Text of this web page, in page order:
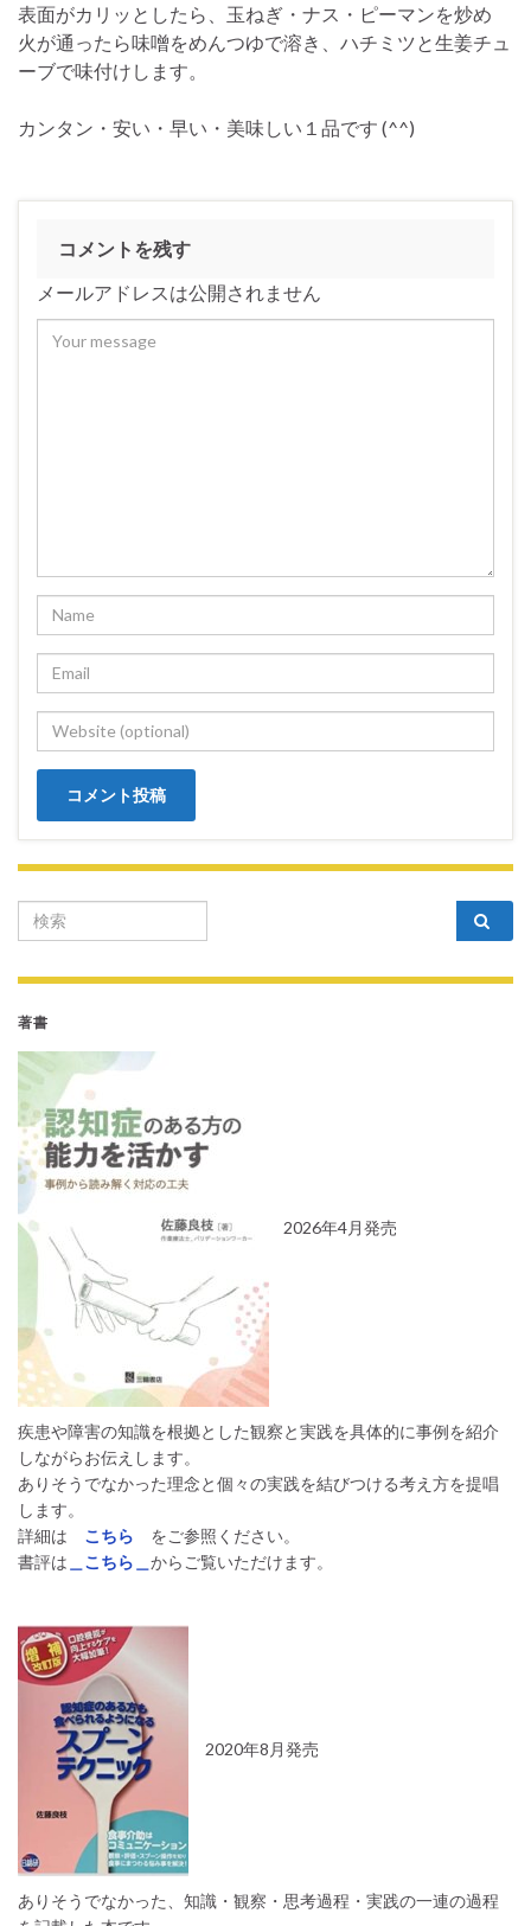
表面がカリッとしたら、玉ねぎ・ナス・ピーマンを炒め
火が通ったら味噌をめんつゆで溶き、ハチミツと生姜チュ
ーブで味付けします。
カンタン・安い・早い・美味しい１品です (^^)
コメントを残す
メールアドレスは公開されません
Search for:
著書
2026年4月発売
疾患や障害の知識を根拠とした観察と実践を具体的に事例を紹介
しながらお伝えします。
ありそうでなかった理念と個々の実践を結びつける考え方を提唱
します。
詳細は
こちら
をご参照ください。
書評は ＿こちら＿ からご覧いただけます。
2020年8月発売
ありそうでなかった、知識・観察・思考過程・実践の一連の過程